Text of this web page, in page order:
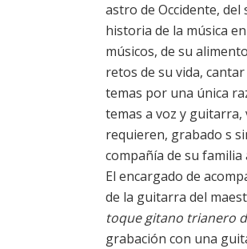
astro de Occidente,
historia de la música
músicos, de su
retos de su vida,
temas por una única
temas a voz y guitarra,
requieren, grabado s
compañía de su
El encargado de
de la guitarra del
toque gitano trianero
grabación con una